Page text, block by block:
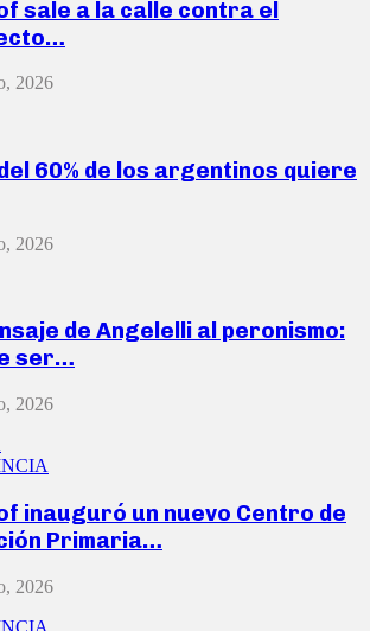
sale a la calle contra el
2026
60% de los argentinos quiere
2026
de Angelelli al peronismo:
ser…
2026
inauguró un nuevo Centro de
Primaria…
2026